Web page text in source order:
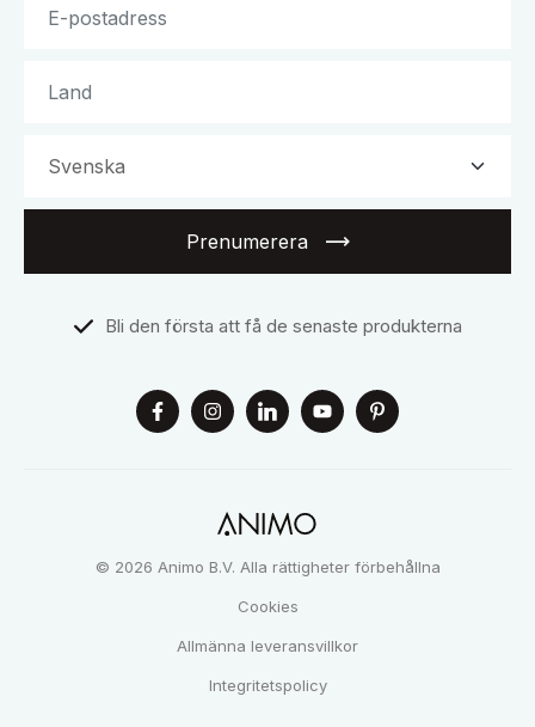
Prenumerera
Bli den första att få de senaste produkterna
© 2026 Animo B.V. Alla rättigheter förbehållna
Cookies
Allmänna leveransvillkor
Integritetspolicy